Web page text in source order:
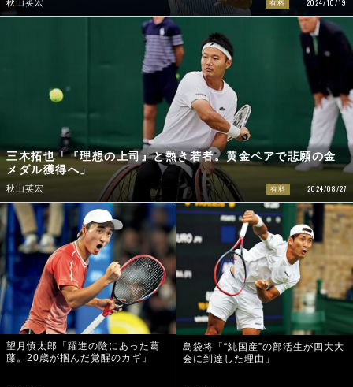
秋山英宏 有料
三木拓也「『理想の上司』と熱き若者。黄金ペアで悲願の金
メダル獲得へ」
秋山英宏 有料 2024/08/27
望月慎太郎「躍進の陰にあった葛
藤。20歳が掴んだ覚醒のカギ」
島袋将「“純国産”の部活生が四大大
会に到達した理由」